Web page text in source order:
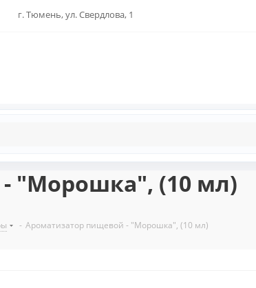
г. Тюмень, ул. Свердлова, 1
"Морошка", (10 мл)
- Ароматизатор пищевой - "Морошка", (10 мл)